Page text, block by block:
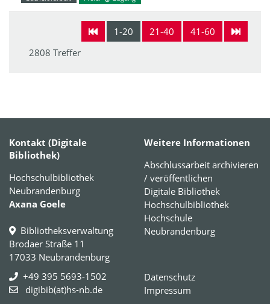
1-20 21-40
41-60
2808 Treffer
Kontakt (Digitale
Bibliothek)
Hochschulbibliothek
Neubrandenburg
Axana Goele
Bibliotheksverwaltung
Brodaer Straße 11
17033 Neubrandenburg
+49 395 5693-1502
digibib(at)hs-nb.de
Weitere Informationen
Abschlussarbeit archivieren
/ veröffentlichen
Digitale Bibliothek
Hochschulbibliothek
Hochschule
Neubrandenburg
Datenschutz
Impressum